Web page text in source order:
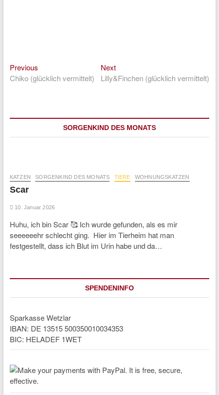
Beitragsnavigation
PreviousPrevious
post:
Chiko (glücklich vermittelt)
NextNext
post:
Lilly&Finchen (glücklich vermittelt)
SORGENKIND DES MONATS
KATZEN SORGENKIND DES MONATS TIERE WOHNUNGSKATZEN
Scar
10. Januar 2026
Huhu, ich bin Scar 🥰 Ich wurde gefunden, als es mir
seeeeeehr schlecht ging. Hier im Tierheim hat man
festgestellt, dass ich Blut im Urin habe und da…
SPENDENINFO
Sparkasse Wetzlar
IBAN: DE 13515 500350010034353
BIC: HELADEF 1WET